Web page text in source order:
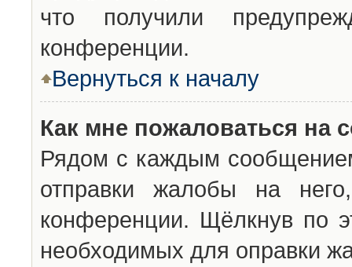
что получили
конференции.
Вернуться к началу
Как мне пожаловаться на
Рядом с каждым
отправки жалобы на
конференции. Щёлкнув по
необходимых для оправки